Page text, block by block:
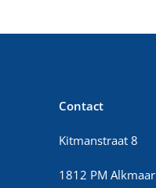
Contact
Kitmanstraat 8
1812 PM Alkmaar